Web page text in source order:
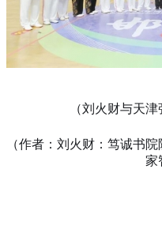
（刘火财与天
（作者：刘火财：笃诚书
家